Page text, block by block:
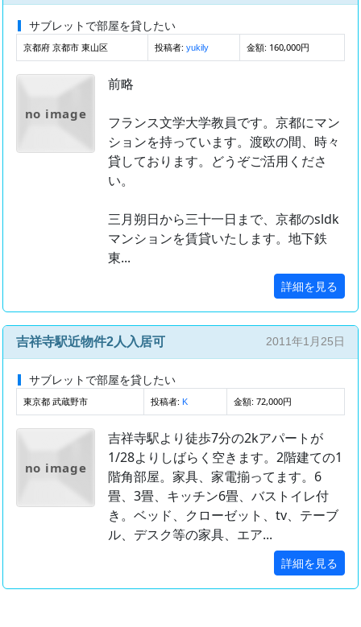
サブレットで部屋を貸したい
京都府 京都市 東山区 投稿者: yukily 金額: 160,000円
no image
前略
フランス文学大学教員です。京都にマン
ションを持っています。渡欧の間、時々
貸しております。どうぞご活用くださ
い。
三月朔日から三十一日まで、京都のsldk
マンションを賃貸いたします。地下鉄
東...
詳細を見る
吉祥寺駅近物件2人入居可 2011年1月25日
サブレットで部屋を貸したい
東京都 武蔵野市 投稿者: K 金額: 72,000円
no image
吉祥寺駅より徒歩7分の2kアパートが
1/28よりしばらく空きます。2階建ての1
階角部屋。家具、家電揃ってます。6
畳、3畳、キッチン6畳、バストイレ付
き。ベッド、クローゼット、tv、テーブ
ル、デスク等の家具、エア...
詳細を見る